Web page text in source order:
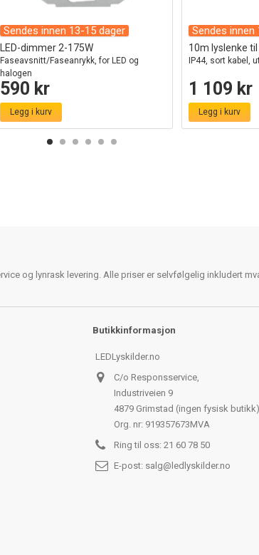
Sendes innen 13-15 dager
LED-dimmer 2-175W
Faseavsnitt/Faseanrykk, for LED og
halogen
590 kr
Legg i kurv
Sendes innen
10m lyslenke
IP44, sort kabel,
1 109 kr
Legg i kurv
og lynrask levering. Alle priser er selvfølgelig inkludert
Butikkinformasjon
LEDLyskilder.no
C/o Responsservice,
Industriveien 9
4879 Grimstad (ingen fysisk butikk)
Org. nr: 919357673MVA
Ring til oss: 21 60 78 50
E-post: salg@ledlyskilder.no